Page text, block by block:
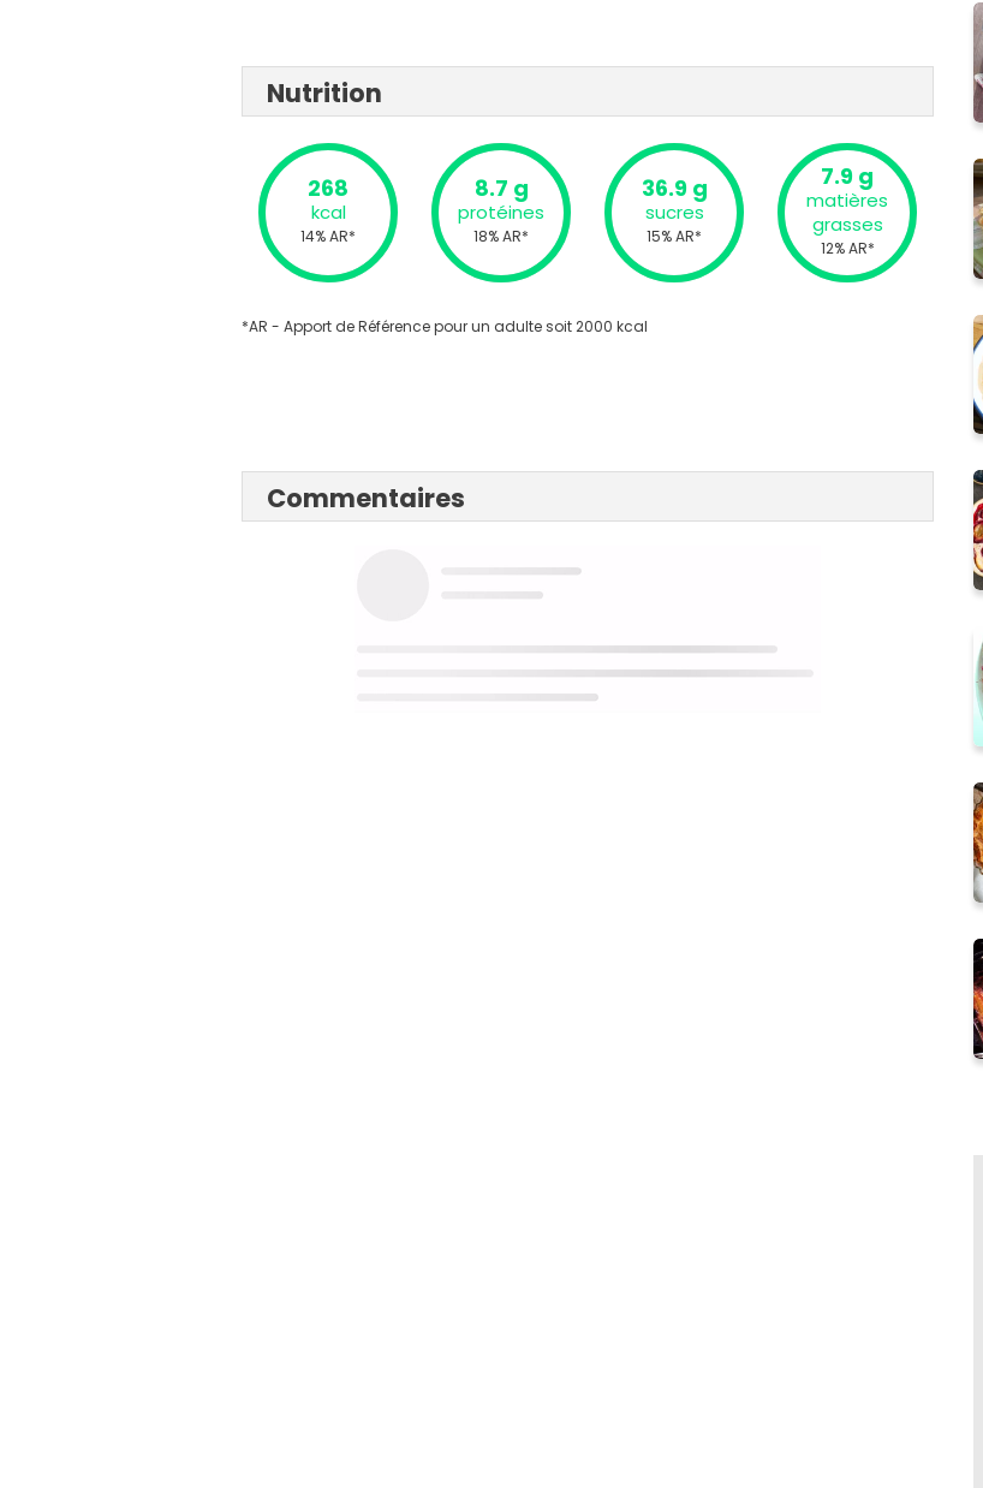
Nutrition
268
kcal
14% AR*
8.7 g
protéines
18% AR*
36.9 g
sucres
15% AR*
7.9 g
matières
grasses
12% AR*
*AR - Apport de Référence pour un adulte soit 2000 kcal
Commentaires